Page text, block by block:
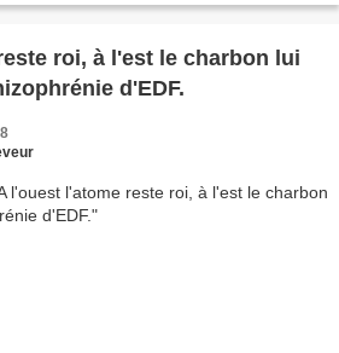
roi, à l'est le charbon lui
d'EDF.